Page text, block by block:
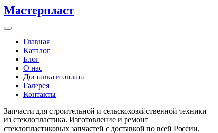
Мастерпласт
Главная
Каталог
Блог
О нас
Доставка и оплата
Галерея
Контакты
Запчасти для строительной и сельскохозяйственной техники
из стеклопластика. Изготовление и ремонт
стеклопластиковых запчастей с доставкой по всей России.